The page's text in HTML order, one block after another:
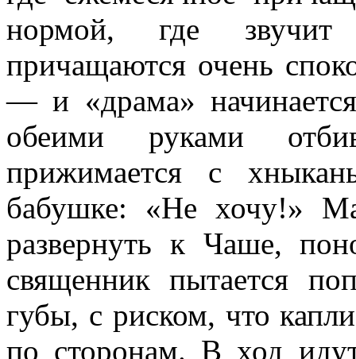
нормой, где
причащаются очень
— и «драма»
обеими руками
прижимается с
бабушке: «Не хочу!»
развернуть к Чаше,
священник пытается
губы, с риском, что
по сторонам. В ход